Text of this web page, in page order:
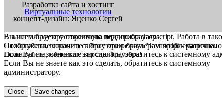
Разработка сайта и хостинг
Виртуальные технологии
концепт-дизайн: Яценко Сергей
В вашем браузере отключена поддержка Jasvscript. Работа в
Пожалуйста, включите в браузере режим "Javascript -
Если Вы не знаете как это сделать, обратитесь к системному
Вы используете устаревшую версию браузера.
Отображение страниц сайта с этим браузером проблематична.
Пожалуйста, обновите версию браузера!
Если Вы не знаете как это сделать, обратитесь к системному
администратору.
Close Save changes